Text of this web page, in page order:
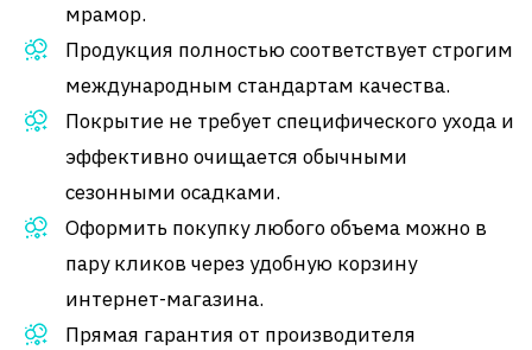
мрамор.
Продукция полностью соответствует строгим
международным стандартам качества.
Покрытие не требует специфического ухода и
эффективно очищается обычными
сезонными осадками.
Оформить покупку любого объема можно в
пару кликов через удобную корзину
интернет-магазина.
Прямая гарантия от производителя